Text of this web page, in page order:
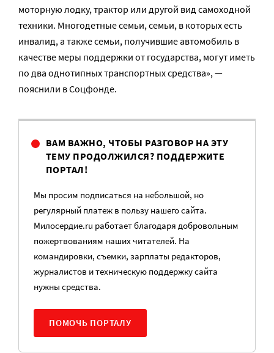
моторную лодку, трактор или другой вид самоходной
техники. Многодетные семьи, семьи, в которых есть
инвалид, а также семьи, получившие автомобиль в
качестве меры поддержки от государства, могут иметь
по два однотипных транспортных средства», —
пояснили в Соцфонде.
ВАМ ВАЖНО, ЧТОБЫ РАЗГОВОР НА ЭТУ
ТЕМУ ПРОДОЛЖИЛСЯ? ПОДДЕРЖИТЕ
ПОРТАЛ!
Мы просим подписаться на небольшой, но
регулярный платеж в пользу нашего сайта.
Милосердие.ru работает благодаря добровольным
пожертвованиям наших читателей. На
командировки, съемки, зарплаты редакторов,
журналистов и техническую поддержку сайта
нужны средства.
ПОМОЧЬ ПОРТАЛУ